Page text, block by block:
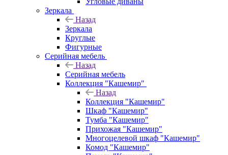
Зеркала
Назад
Зеркала
Круглые
Фигурные
Серийная мебель
Назад
Серийная мебель
Коллекция "Кашемир"
Назад
Коллекция "Кашемир"
Шкаф "Кашемир"
Тумба "Кашемир"
Прихожая "Кашемир"
Многоцелевой шкаф "Кашемир"
Комод "Кашемир"